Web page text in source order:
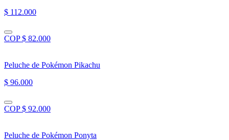
$ 112.000
COP $ 82.000
Peluche de Pokémon Pikachu
$ 96.000
COP $ 92.000
Peluche de Pokémon Ponyta